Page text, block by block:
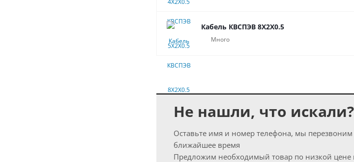
Кабель КВСПЭВ 8Х2Х0.5
Много
Не нашли, что искали?
Оставьте имя и номер телефона, мы
ближайшее время
Предложим необходимый товар по низкой цене